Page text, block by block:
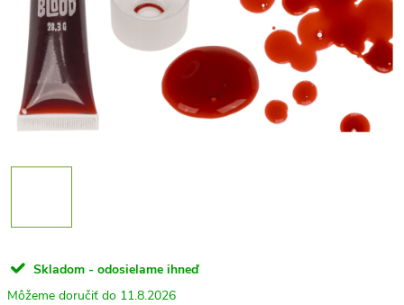
Skladom - odosielame ihneď
11.8.2026